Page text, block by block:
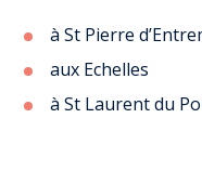
à St Pierre
aux Echelles
à St Laurent du